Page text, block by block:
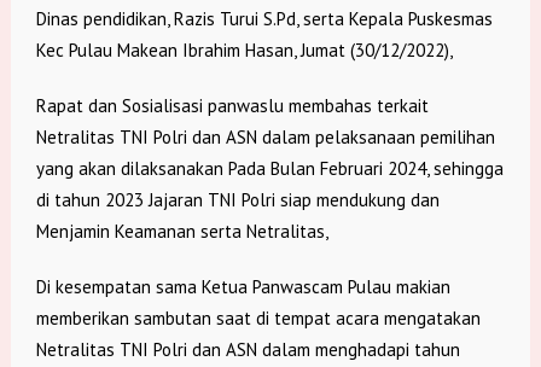
Dinas pendidikan, Razis Turui S.Pd, serta Kepala Puskesmas
Kec Pulau Makean Ibrahim Hasan, Jumat (30/12/2022),
Rapat dan Sosialisasi panwaslu membahas terkait
Netralitas TNI Polri dan ASN dalam pelaksanaan pemilihan
yang akan dilaksanakan Pada Bulan Februari 2024, sehingga
di tahun 2023 Jajaran TNI Polri siap mendukung dan
Menjamin Keamanan serta Netralitas,
Di kesempatan sama Ketua Panwascam Pulau makian
memberikan sambutan saat di tempat acara mengatakan
Netralitas TNI Polri dan ASN dalam menghadapi tahun